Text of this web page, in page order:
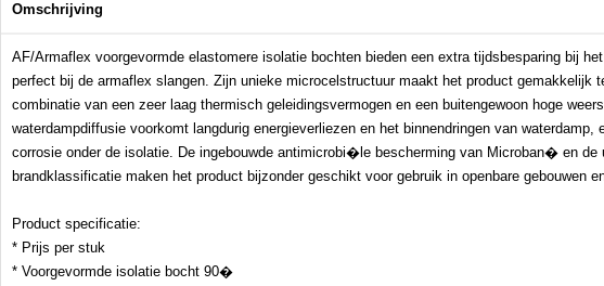
Omschrijving
AF/Armaflex voorgevormde elastomere isolatie bochten bieden een extra tijdsbesparing bij
perfect bij de armaflex slangen. Zijn unieke microcelstructuur maakt het product gemakkelijk
combinatie van een zeer laag thermisch geleidingsvermogen en een buitengewoon hoge
waterdampdiffusie voorkomt langdurig energieverliezen en het binnendringen van waterdamp,
corrosie onder de isolatie. De ingebouwde antimicrobi�le bescherming van Microban� en de
brandklassificatie maken het product bijzonder geschikt voor gebruik in openbare gebouwen
Product specificatie:
* Prijs per stuk
* Voorgevormde isolatie bocht 90�